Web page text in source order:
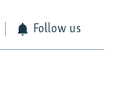
Follow us